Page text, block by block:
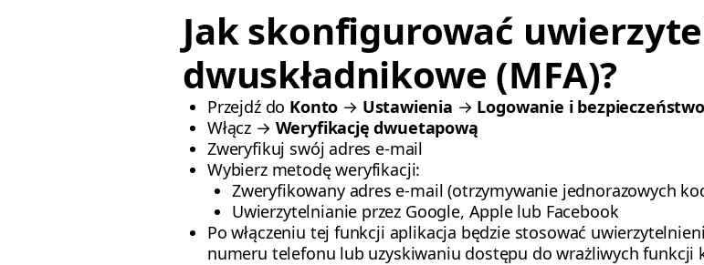
Jak skonfigurować
dwuskładnikowe (MFA)?
Przejdź do Konto → Ustawienia → Logowanie i bezpieczeństwo
Włącz → Weryfikację dwuetapową
Zweryfikuj swój adres e-mail
Wybierz metodę weryfikacji:
Zweryfikowany adres e-mail (otrzymywanie jednorazowych
Uwierzytelnianie przez Google, Apple lub Facebook
Po włączeniu tej funkcji aplikacja będzie stosować
numeru telefonu lub uzyskiwaniu dostępu do wrażliwych funkcji